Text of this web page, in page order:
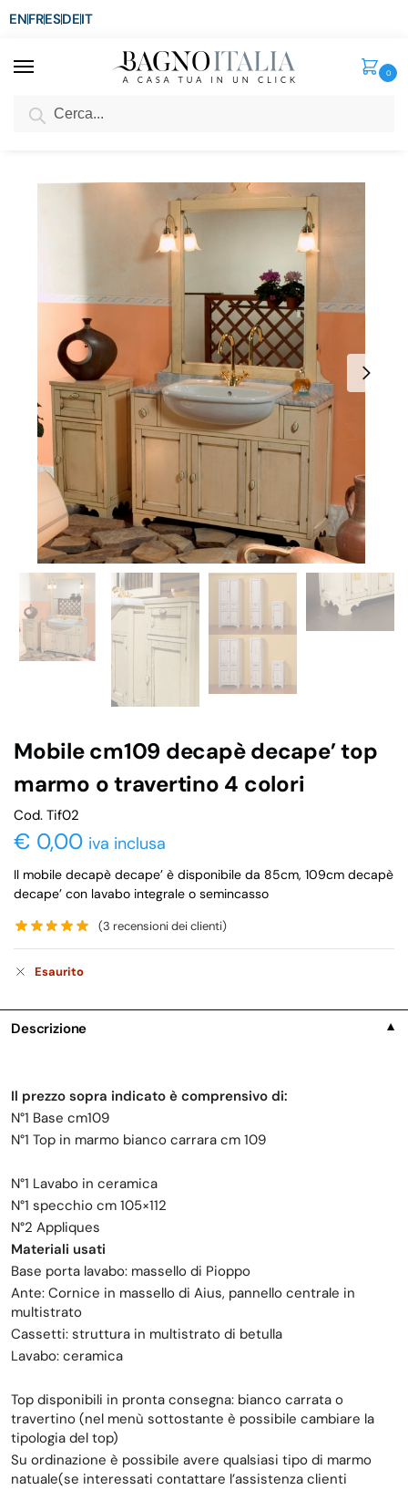
ENFRESDEIT
0
SCONTO del 3%
Mobile cm109 decapè decape’ top
marmo o travertino 4 colori
Cod. Tif02
€ 0,00 iva inclusa
Il mobile decapè decape’ è disponibile da 85cm, 109cm decapè
decape’ con lavabo integrale o semincasso
(3 recensioni dei clienti)
Esaurito
Descrizione ▼
Il prezzo sopra indicato è comprensivo di:
N°1 Base cm109
N°1 Top in marmo bianco carrara cm 109
N°1 Lavabo in ceramica
N°1 specchio cm 105×112
N°2 Appliques
Materiali usati
Base porta lavabo: massello di Pioppo
Ante: Cornice in massello di Aius, pannello centrale in
multistrato
Cassetti: struttura in multistrato di betulla
Lavabo: ceramica
Top disponibili in pronta consegna: bianco carrata o
travertino (nel menù sottostante è possibile cambiare la
tipologia del top)
Su ordinazione è possibile avere qualsiasi tipo di marmo
natuale(se interessati contattare l’assistenza clienti